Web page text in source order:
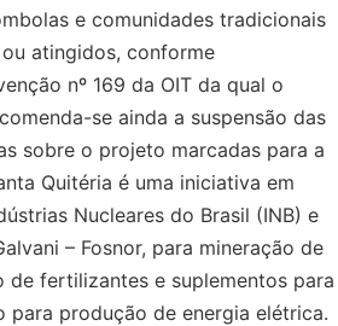
e comunidades tradicionais
atingidos, conforme
nº 169 da OIT da qual o
se ainda a suspensão das
sobre o projeto marcadas para a
Quitéria é uma iniciativa em
Nucleares do Brasil (INB) e
– Fosnor, para mineração de
fertilizantes e suplementos para
para produção de energia elétrica.